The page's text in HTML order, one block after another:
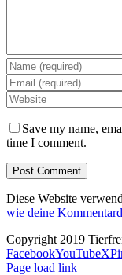
Save my name,
time I comment.
Diese Website
wie deine
Copyright 2019
FacebookYouTubeX
Page load link